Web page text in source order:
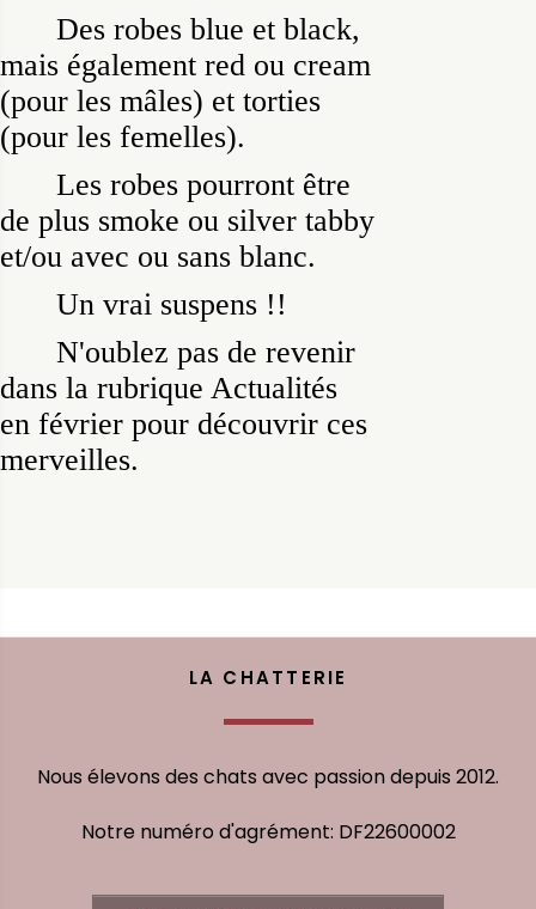
Des robes blue et black,
mais également red ou cream
(pour les mâles) et torties
(pour les femelles).
Les robes pourront être
de plus smoke ou silver tabby
et/ou avec ou sans blanc.
Un vrai suspens !!
N'oublez pas de revenir
dans la rubrique Actualités
en février pour découvrir ces
merveilles.
LA CHATTERIE
Nous élevons des chats avec passion depuis 2012.
Notre numéro d'agrément: DF22600002